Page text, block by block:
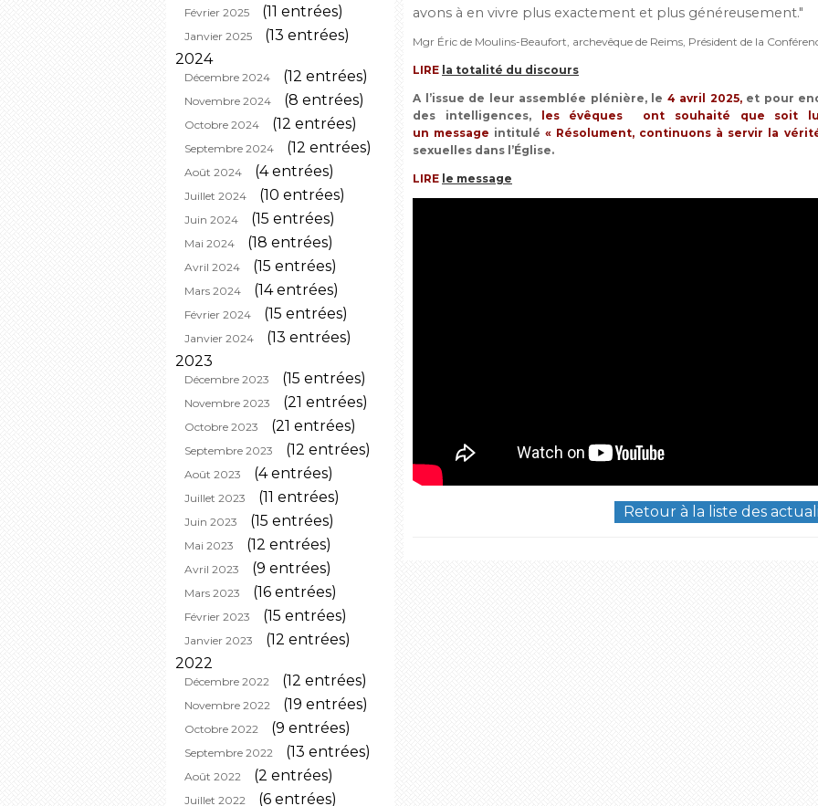
Février 2025 (11 entrées)
Janvier 2025
(13 entrées)
2024
Décembre 2024 (12 entrées)
Novembre 2024 (8 entrées)
Octobre 2024 (12 entrées)
Septembre 2024 (12 entrées)
Août 2024 (4 entrées)
Juillet 2024 (10 entrées)
Juin 2024 (15 entrées)
Mai 2024 (18 entrées)
Avril 2024 (15 entrées)
Mars 2024 (14 entrées)
Février 2024 (15 entrées)
Janvier 2024
(13 entrées)
2023
Décembre 2023 (15 entrées)
Novembre 2023 (21 entrées)
Octobre 2023 (21 entrées)
Septembre 2023 (12 entrées)
Août 2023 (4 entrées)
Juillet 2023 (11 entrées)
Juin 2023 (15 entrées)
Mai 2023 (12 entrées)
Avril 2023 (9 entrées)
Mars 2023 (16 entrées)
Février 2023 (15 entrées)
Janvier 2023
(12 entrées)
2022
Décembre 2022 (12 entrées)
Novembre 2022 (19 entrées)
Octobre 2022 (9 entrées)
Septembre 2022 (13 entrées)
Août 2022 (2 entrées)
Juillet 2022 (6 entrées)
avons à en vivre plus exactement et plus généreusement."
Mgr Éric de Moulins-Beaufort, archevêque de Reims, Président de la
LIRE la totalité du discours
A l’issue de leur assemblée plénière, le 4 avril 2025, et pour
des intelligences,
les évêques ont souhaité que soit
un message intitulé « Résolument, continuons à servir la
sexuelles dans l’Église.
LIRE le message
Retour à la liste des